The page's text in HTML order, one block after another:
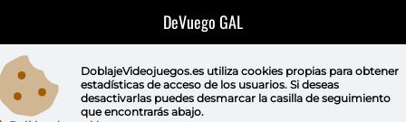
DeVuego GAL
DeVuego LATAM
DeVuego Portugal
DoblajeVideojuegos.es utiliza cookies propiaspara obtener
estadísticas de acceso de los usuarios. Si deseas
desactivarlas puedes desmarcar la casilla de seguimiento
que encontrarás abajo.